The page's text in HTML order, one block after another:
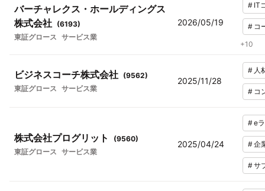
バーチャレクス・ホールディングス
株式会社 (6193)
東証グロース サービス業
2026/05/19
# IT
# コ
+10
ビジネスコーチ株式会社 (9562)
東証グロース サービス業
2025/11/28
# 人
# コ
株式会社プログリット (9560)
東証グロース サービス業
2025/04/24
#e
#企
#サ